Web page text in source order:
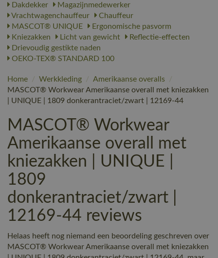
Dakdekker
Magazijnmedewerker
Vrachtwagenchauffeur
Chauffeur
MASCOT® UNIQUE
Ergonomische pasvorm
Kniezakken
Licht van gewicht
Reflectie-effecten
Drievoudig gestikte naden
OEKO-TEX® STANDARD 100
Home / Werkkleding / Amerikaanse overalls
/
MASCOT® Workwear Amerikaanse overall met kniezakken
| UNIQUE | 1809 donkerantraciet/zwart | 12169-44
MASCOT® Workwear
Amerikaanse overall met
kniezakken | UNIQUE |
1809
donkerantraciet/zwart |
12169-44 reviews
Helaas heeft nog niemand een beoordeling geschreven over
MASCOT® Workwear Amerikaanse overall met kniezakken